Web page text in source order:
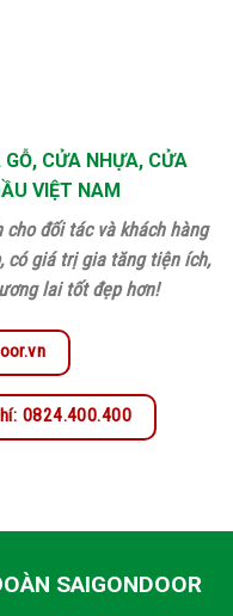
CỬA NHỰA, CỬA
VIỆT NAM
đối tác và khách hàng
có giá trị gia tăng tiện ích,
lai tốt đẹp hơn!
0824.400.400
SAIGONDOOR